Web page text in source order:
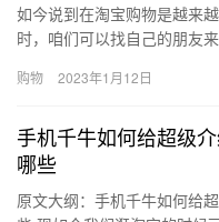
如今说到在淘宝购物是越来
时，咱们可以找自己的朋友
宝代…
购物 2023年1月12日
手机千牛如何给超级
哪些
原文大纲：手机千牛如何给